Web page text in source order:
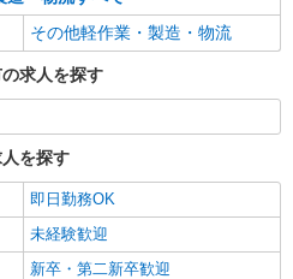
その他軽作業・製造・物流
求人を探す
を探す
即日勤務OK
未経験歓迎
新卒・第二新卒歓迎